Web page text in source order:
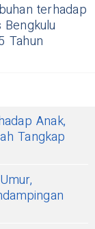
terhadap
Tahun
Anak,
Tangkap